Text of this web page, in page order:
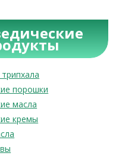
порошки
масла
кремы